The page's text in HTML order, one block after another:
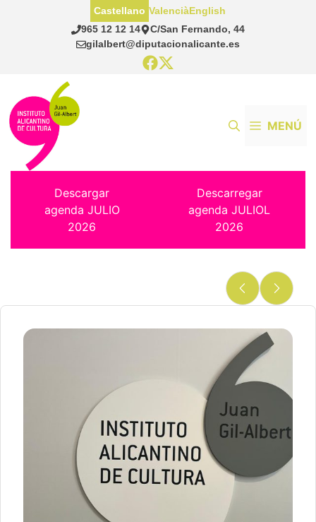
965 12 12 14
C/San Fernando, 44
gilalbert@diputacionalicante.es
Castellano ValenciàEnglish
MENÚ
Descargar
agenda JULIO
2026
Descarregar
agenda JULIOL
2026